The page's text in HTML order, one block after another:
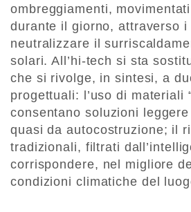
ombreggiamenti,
durante il giorno, attraverso i
neutralizzare il
solari. All’hi-tech si sta
che si rivolge, in sintesi, a
progettuali: l’uso di materiali
consentano soluzioni
quasi da autocostruzione; il
tradizionali, filtrati
corrispondere, nel migliore
condizioni climatiche del